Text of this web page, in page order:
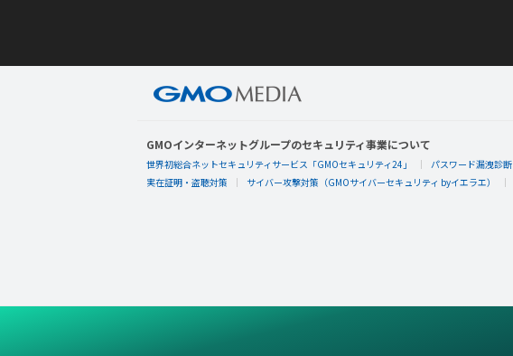
GMOインターネットグループのセキュリティ事業について
世界初総合ネットセキュリティサービス「GMOセキュリティ24」 パスワード漏洩診断
実在証明・盗聴対策
サイバー攻撃対策（GMOサイバーセキュリティ byイエラエ）